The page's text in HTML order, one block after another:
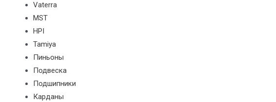
Vaterra
MST
HPI
Tamiya
Пиньоны
Подвеска
Подшипники
Карданы